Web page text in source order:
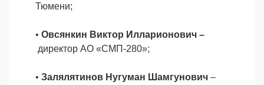
Тюмени;
• Овсянкин Виктор Илларионович –
директор АО «СМП-280»;
• Залялятинов Нугуман Шамгунович –